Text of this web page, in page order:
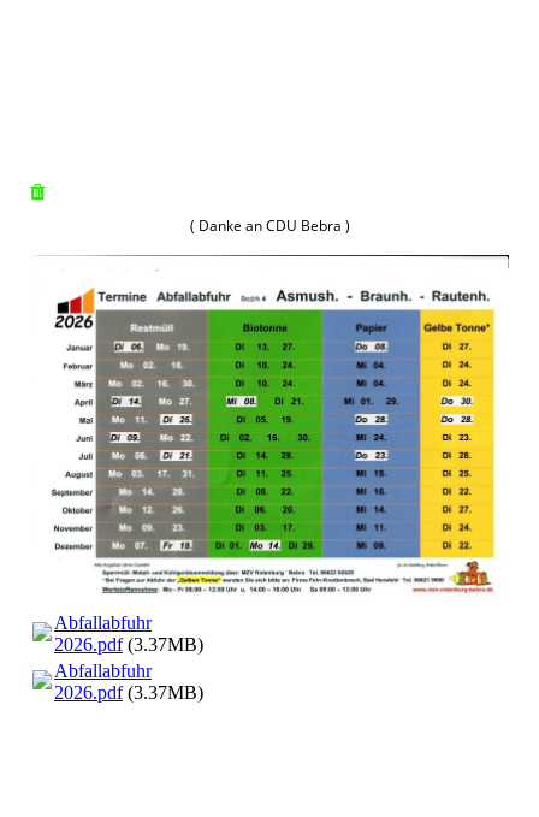
( Danke an CDU Bebra )
Abfallabfuhr
2026.pdf(3.37MB)
Abfallabfuhr
2026.pdf(3.37MB)